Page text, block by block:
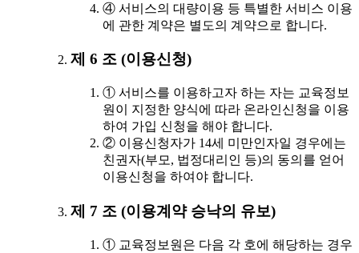
④ 서비스의 대량이용 등 특별한 서비스 이용
에 관한 계약은 별도의 계약으로 합니다.
제 6 조 (이용신청)
① 서비스를 이용하고자 하는 자는 교육정보
원이 지정한 양식에 따라 온라인신청을 이용
하여 가입 신청을 해야 합니다.
② 이용신청자가 14세 미만인자일 경우에는
친권자(부모, 법정대리인 등)의 동의를 얻어
이용신청을 하여야 합니다.
제 7 조 (이용계약 승낙의 유보)
① 교육정보원은 다음 각 호에 해당하는 경우